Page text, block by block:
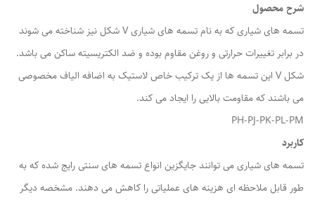
شرح محصول
تسمه های شیاری که به نام تسمه های شیاری V شکل نیز شناخته می شوند
در برابر تغییرات حرارتی و روغن مقاوم بوده و ضد الکتریسیته ساکن می باشد.
شکل V این تسمه ها از یک ترکیب خاص لاستیک به اضافه الیاف مخصوصی
می باشند که مقاومت بالایی را ایجاد می کند.
PH-PJ-PK-PL-PM
کاربرد
تسمه های شیاری می توانند جایگزین انواع تسمه های سنتی رایج شده که به
طور قابل ملاحظه ای هزینه های عملیاتی را کاهش می دهند. مشخصه دیگر